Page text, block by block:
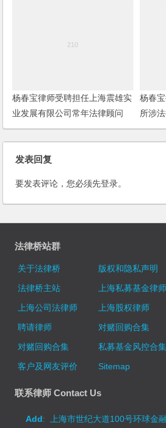
杨春宝律师受聘担任上海震雄实
业发展有限公司常年法律顾问
杨春
所涉
报》
发表回复
要发表评论，您必须先登录。
法律桥站群
关于法律桥 版权和隐私声明
法律桥主站
上海私募基金律师
上海公司法律师
上海股权律师
聘请律师
对赌回购合集
对赌回购合集
私募基金风控合集
客户及网友评价
Sitemap
联系律师 Contact Us
Add: 上海市世纪大道100号环球金